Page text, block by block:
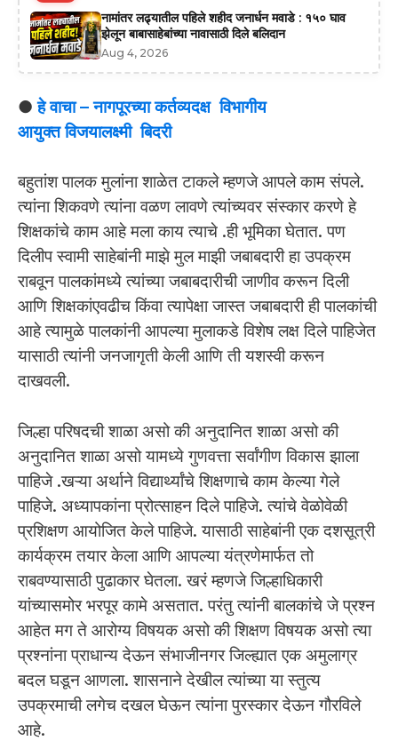
नामांतर लढ्यातील पहिले शहीद जनार्धन मवाडे : १५० घाव
झेलून बाबासाहेबांच्या नावासाठी दिले बलिदान
Aug 4, 2026
● हे वाचा – नागपूरच्या कर्तव्यदक्ष विभागीय
आयुक्त विजयालक्ष्मी बिदरी
बहुतांश पालक मुलांना शाळेत टाकले म्हणजे आपले काम संपले.
त्यांना शिकवणे त्यांना वळण लावणे त्यांच्यवर संस्कार करणे हे
शिक्षकांचे काम आहे मला काय त्याचे .ही भूमिका घेतात. पण
दिलीप स्वामी साहेबांनी माझे मुल माझी जबाबदारी हा उपक्रम
राबवून पालकांमध्ये त्यांच्या जबाबदारीची जाणीव करून दिली
आणि शिक्षकांएवढीच किंवा त्यापेक्षा जास्त जबाबदारी ही पालकांची
आहे त्यामुळे पालकांनी आपल्या मुलाकडे विशेष लक्ष दिले पाहिजेत
यासाठी त्यांनी जनजागृती केली आणि ती यशस्वी करून
दाखवली.
जिल्हा परिषदची शाळा असो की अनुदानित शाळा असो की
अनुदानित शाळा असो यामध्ये गुणवत्ता सर्वांगीण विकास झाला
पाहिजे .खऱ्या अर्थाने विद्यार्थ्यांचे शिक्षणाचे काम केल्या गेले
पाहिजे. अध्यापकांना प्रोत्साहन दिले पाहिजे. त्यांचे वेळोवेळी
प्रशिक्षण आयोजित केले पाहिजे. यासाठी साहेबांनी एक दशसूत्री
कार्यक्रम तयार केला आणि आपल्या यंत्रणेमार्फत तो
राबवण्यासाठी पुढाकार घेतला. खरं म्हणजे जिल्हाधिकारी
यांच्यासमोर भरपूर कामे असतात. परंतु त्यांनी बालकांचे जे प्रश्न
आहेत मग ते आरोग्य विषयक असो की शिक्षण विषयक असो त्या
प्रश्नांना प्राधान्य देऊन संभाजीनगर जिल्ह्यात एक अमुलाग्र
बदल घडून आणला. शासनाने देखील त्यांच्या या स्तुत्य
उपक्रमाची लगेच दखल घेऊन त्यांना पुरस्कार देऊन गौरविले
आहे.